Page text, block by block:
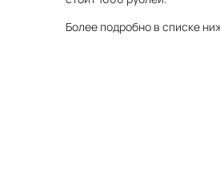
Более подробно в списке